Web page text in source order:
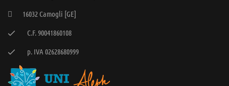
16032 Camogli [GE]
C.F. 90041860108
p. IVA 02628680999